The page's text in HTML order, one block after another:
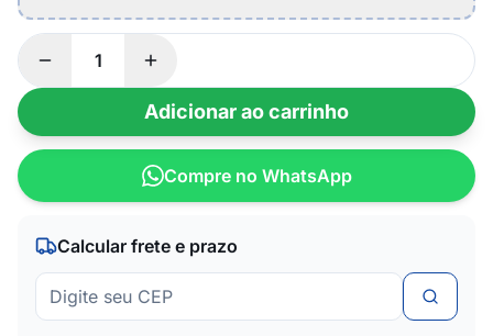
Adicionar ao carrinho
Compre no WhatsApp
Calcular frete e prazo